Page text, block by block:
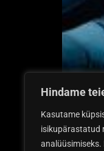
Hindame
Kasutame
isikupärastatud
analüüsimiseks.